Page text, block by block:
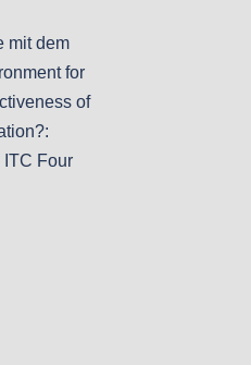
mit dem
for
of
ITC Four